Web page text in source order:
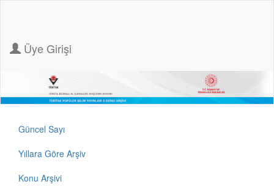
Üye Girişi
Güncel Sayı
Yıllara Göre Arşiv
Konu Arşivi